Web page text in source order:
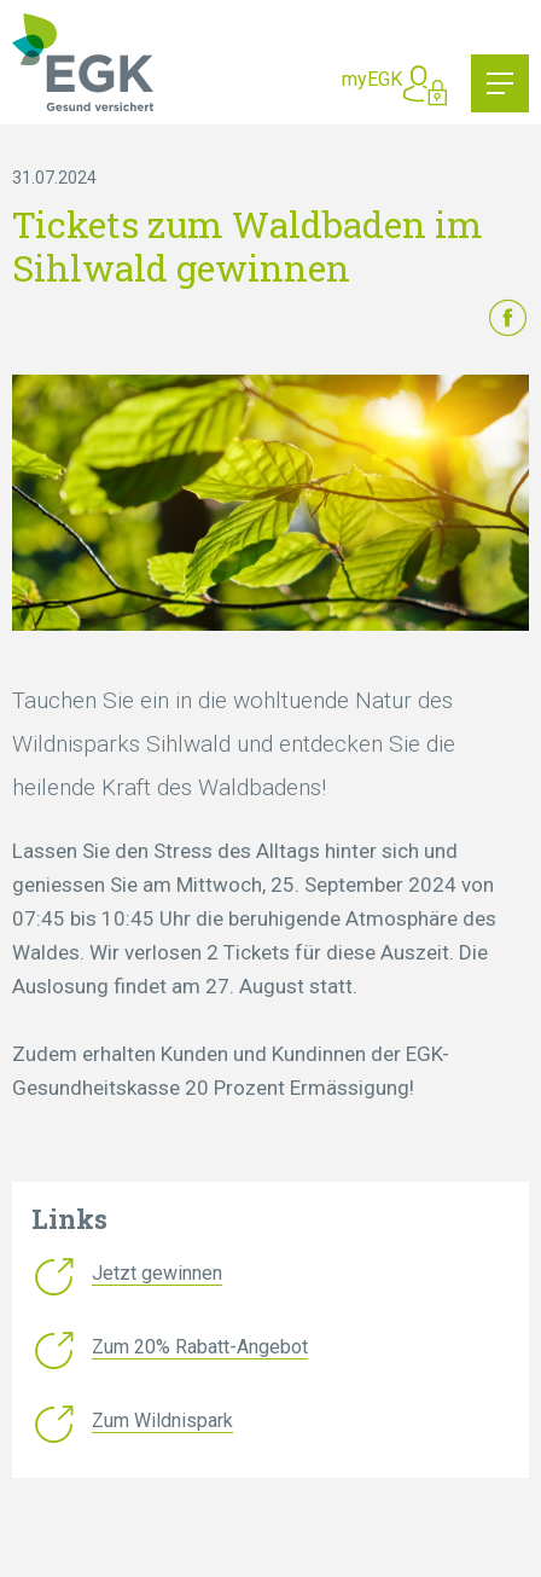
myEGK
31.07.2024
Tickets zum Waldbaden im
Sihlwald gewinnen
Tauchen Sie ein in die wohltuende Natur des
Wildnisparks Sihlwald und entdecken Sie die
heilende Kraft des Waldbadens!
Lassen Sie den Stress des Alltags hinter sich und
geniessen Sie am Mittwoch, 25. September 2024 von
07:45 bis 10:45 Uhr die beruhigende Atmosphäre des
Waldes. Wir verlosen 2 Tickets für diese Auszeit. Die
Auslosung findet am 27. August statt.
Zudem erhalten Kunden und Kundinnen der EGK-
Gesundheitskasse 20 Prozent Ermässigung!
Links
Jetzt gewinnen
Zum 20% Rabatt-Angebot
Zum Wildnispark
Wonach suchen Sie?